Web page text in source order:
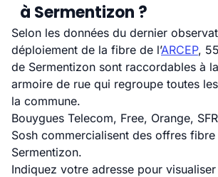
à Sermentizon ?
Selon les données du dernier
déploiement de la fibre de l’ARCEP,
de Sermentizon sont raccordables à
armoire de rue qui regroupe toutes
la commune.
Bouygues Telecom, Free, Orange,
Sosh commercialisent des offres
Sermentizon.
Indiquez votre adresse pour